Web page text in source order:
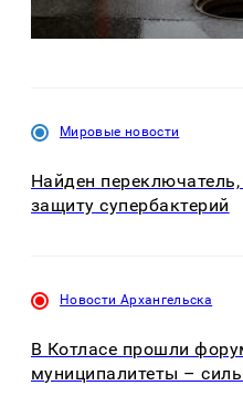
Мировые новости
Найден
защиту супербактерий
Новости Архангельска
В Котласе прошли
муниципалитеты –